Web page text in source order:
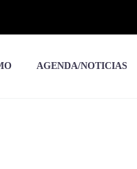
AGENDA/NOTICIAS